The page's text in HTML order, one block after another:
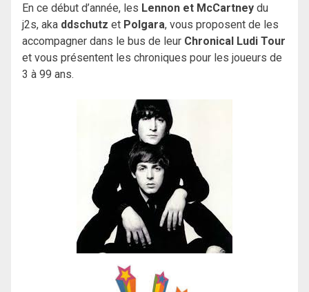
En ce début d’année, les Lennon et McCartney du
j2s, aka ddschutz et Polgara, vous proposent de les
accompagner dans le bus de leur Chronical Ludi Tour
et vous présentent les chroniques pour les joueurs de
3 à 99 ans.